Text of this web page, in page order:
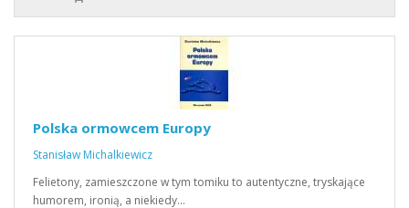
Polska ormowcem Europy
Stanisław Michalkiewicz
Felietony, zamieszczone w tym tomiku to autentyczne, tryskające
humorem, ironią, a niekiedy…